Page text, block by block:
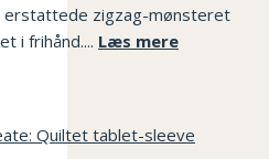
erstattede zigzag-mønsteret
i frihånd.... Læs mere